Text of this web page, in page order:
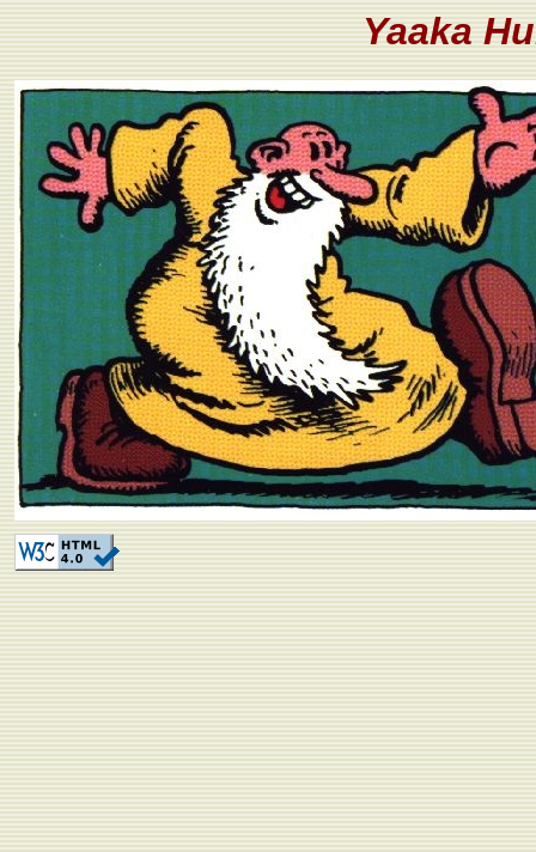
Yaaka